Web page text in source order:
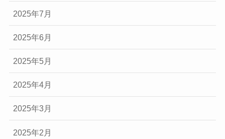
2025年7月
2025年6月
2025年5月
2025年4月
2025年3月
2025年2月